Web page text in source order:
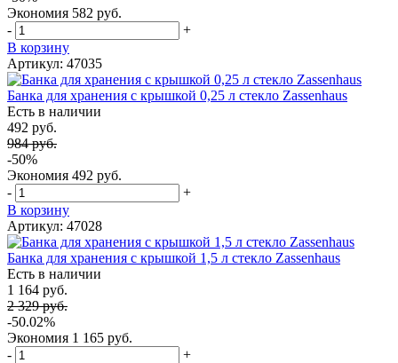
Экономия 582 руб.
-
+
В корзину
Артикул: 47035
Банка для хранения с крышкой 0,25 л стекло Zassenhaus
Есть в наличии
492 руб.
984 руб.
-50%
Экономия 492 руб.
-
+
В корзину
Артикул: 47028
Банка для хранения с крышкой 1,5 л стекло Zassenhaus
Есть в наличии
1 164 руб.
2 329 руб.
-50.02%
Экономия 1 165 руб.
-
+